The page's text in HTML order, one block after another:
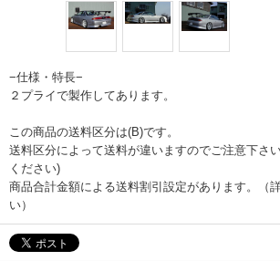
−仕様・特長−
２プライで製作してあります。
この商品の送料区分は(B)です。
送料区分によって送料が違いますのでご注意下さ
ください)
商品合計金額による送料割引設定があります。（
い）